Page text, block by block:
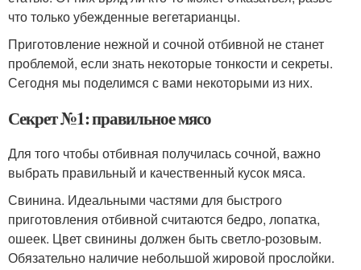
что только убежденные вегетарианцы.
Приготовление нежной и сочной отбивной не станет
проблемой, если знать некоторые тонкости и секреты.
Сегодня мы поделимся с вами некоторыми из них.
Секрет №1: правильное мясо
Для того чтобы отбивная получилась сочной, важно
выбрать правильный и качественный кусок мяса.
Свинина. Идеальными частями для быстрого
приготовления отбивной считаются бедро, лопатка,
ошеек. Цвет свинины должен быть светло-розовым.
Обязательно наличие небольшой жировой прослойки.